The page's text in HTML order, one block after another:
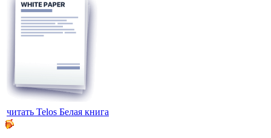
читать Telos Белая книга